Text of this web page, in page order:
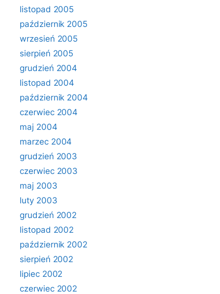
listopad 2005
październik 2005
wrzesień 2005
sierpień 2005
grudzień 2004
listopad 2004
październik 2004
czerwiec 2004
maj 2004
marzec 2004
grudzień 2003
czerwiec 2003
maj 2003
luty 2003
grudzień 2002
listopad 2002
październik 2002
sierpień 2002
lipiec 2002
czerwiec 2002